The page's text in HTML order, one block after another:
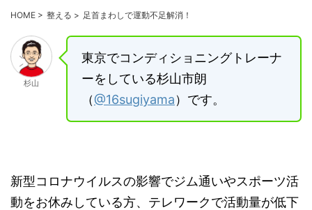
HOME > 整える > 足首まわしで運動不足解消！
杉山
東京でコンディショニングトレーナ
ーをしている杉山市朗
（@16sugiyama）です。
新型コロナウイルスの影響でジム通いやスポーツ活
動をお休みしている方、テレワークで活動量が低下